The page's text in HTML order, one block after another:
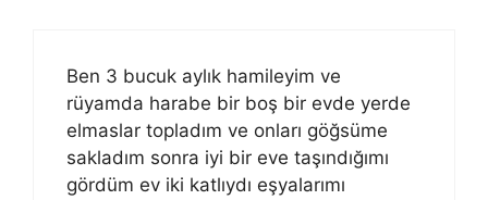
Ben 3 bucuk aylık hamileyim ve
rüyamda harabe bir boş bir evde yerde
elmaslar topladım ve onları göğsüme
sakladım sonra iyi bir eve taşındığımı
gördüm ev iki katlıydı eşyalarımı